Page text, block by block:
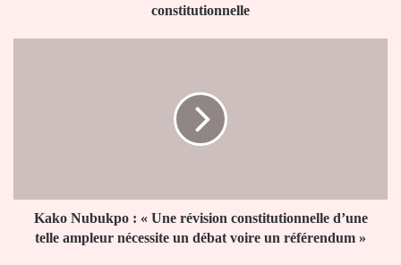
constitutionnelle
telle
ampleur
nécessite
Kako Nubukpo : « Une révision constitutionnelle d’une
telle ampleur nécessite un débat voire un référendum »